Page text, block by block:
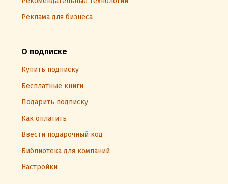
Реклама для бизнеса
О подписке
Купить подписку
Бесплатные книги
Подарить подписку
Как оплатить
Ввести подарочный код
Библиотека для компаний
Настройки